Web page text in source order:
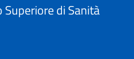
di Sanità